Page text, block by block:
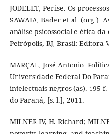
JODELET, Penise. Os
SAWAIA, Bader et al. (org.).
análise psicossocial e ética
Petrópolis, RJ, Brasil: Editora
MARÇAL, José Antonio.
Universidade Federal Do
intelectuais negros (as). 195
do Paraná, [s. l.], 2011.
MILNER IV, H. Richard;